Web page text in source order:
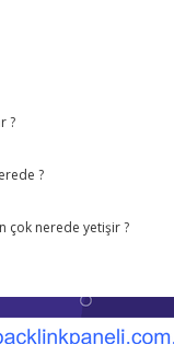
?
?
çok nerede yetişir ?